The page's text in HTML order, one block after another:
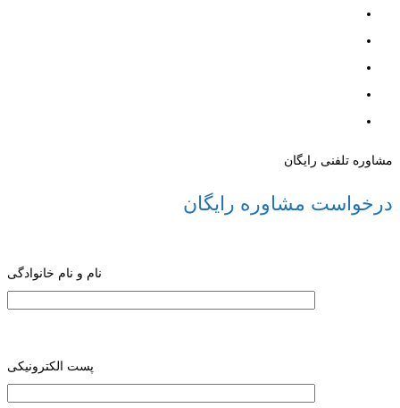
مشاوره تلفنی رایگان
درخواست مشاوره رایگان
نام و نام خانوادگی
پست الکترونیکی